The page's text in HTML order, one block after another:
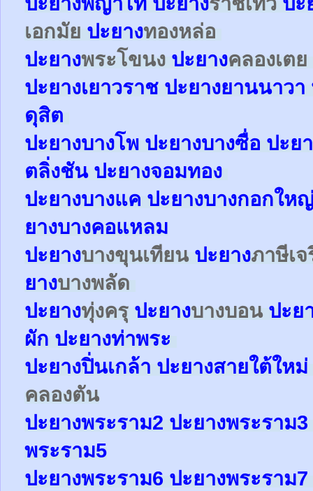
เอกมัย ปะยางทองหล่อ
ปะยางพระโขนง ปะยางคลองเตย
ปะยางเยาวราช ปะยางยานนาวา
ดุสิต
ปะยางบางโพ ปะยางบางซื่อ ปะย
ตลิ่งชัน ปะยางจอมทอง
ปะยางบางแค ปะยางบางกอกให
ยางบางคอแหลม
ปะยางบางขุนเทียน ปะยางภาษีเ
ยางบางพลัด
ปะยางทุ่งครุ ปะยางบางบอน ปะย
ผัก ปะยางท่าพระ
ปะยางปิ่นเกล้า ปะยางสายใต้ใหม่
คลองตัน
ปะยางพระราม2 ปะยางพระราม3
พระราม5
ปะยางพระราม6 ปะยางพระราม7